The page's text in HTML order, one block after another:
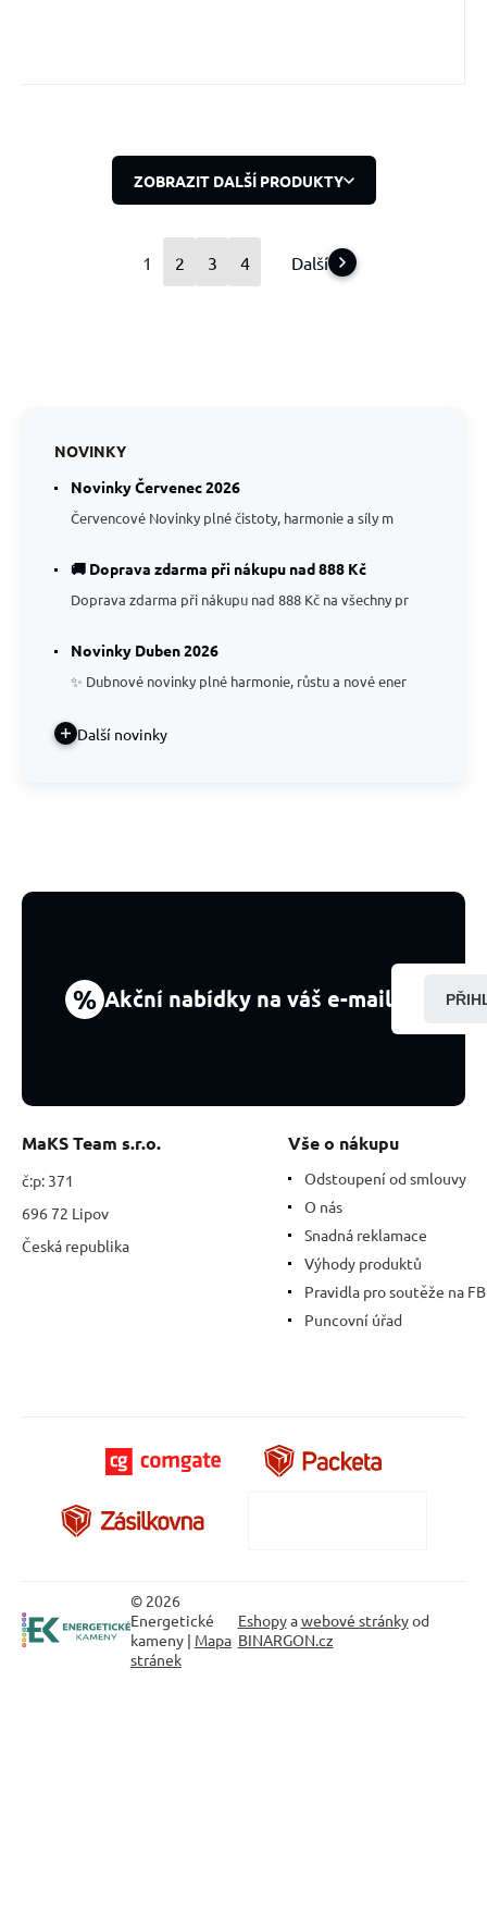
ZOBRAZIT DALŠÍ PRODUKTY
1 2 3 4 Další
NOVINKY
Novinky Červenec 2026
Červencové Novinky plné čistoty, harmonie a síly m
🚚 Doprava zdarma při nákupu nad 888 Kč
Doprava zdarma při nákupu nad 888 Kč na všechny pr
Novinky Duben 2026
✨ Dubnové novinky plné harmonie, růstu a nové ener
Další novinky
% Akční nabídky na váš e-mail
MaKS Team s.r.o.
č:p: 371
696 72 Lipov
Česká republika
Vše o nákupu
Odstoupení od smlouvy
O nás
Snadná reklamace
Výhody produktů
Pravidla pro soutěže na FB
Puncovní úřad
© 2026
Energetické
kameny | Mapa
stránek
Eshopyawebové stránkyod
BINARGON.cz